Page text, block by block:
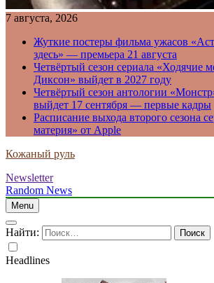
7 августа, 2026
Жуткие постеры фильма ужасов
здесь» — премьера 21 августа
Четвёртый сезон сериала «Ходячие
Диксон» выйдет в 2027 году
Четвёртый сезон антологии
выйдет 17 сентября — первые кадры
Расписание выхода второго сезона
материя» от Apple
Кожаный руль
Newsletter
Random News
Menu
Найти:
Headlines